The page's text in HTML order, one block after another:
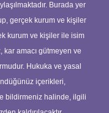
Burada yer
gerçek kurum ve kişiler
kurum ve kişiler ile isim
amacı gütmeyen ve
Hukuka ve yasal
içerikleri,
bildirmeniz halinde, ilgili